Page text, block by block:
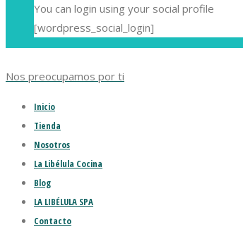
You can login using your social profile
[wordpress_social_login]
Nos preocupamos por ti
Inicio
Tienda
Nosotros
La Libélula Cocina
Blog
LA LIBÉLULA SPA
Contacto